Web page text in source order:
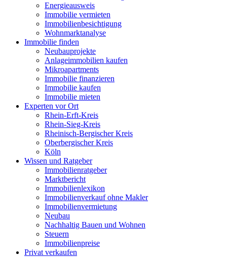
Energieausweis
Immobilie vermieten
Immobilienbesichtigung
Wohnmarktanalyse
Immobilie finden
Neubauprojekte
Anlageimmobilien kaufen
Mikroapartments
Immobilie finanzieren
Immobilie kaufen
Immobilie mieten
Experten vor Ort
Rhein-Erft-Kreis
Rhein-Sieg-Kreis
Rheinisch-Bergischer Kreis
Oberbergischer Kreis
Köln
Wissen und Ratgeber
Immobilienratgeber
Marktbericht
Immobilienlexikon
Immobilienverkauf ohne Makler
Immobilienvermietung
Neubau
Nachhaltig Bauen und Wohnen
Steuern
Immobilienpreise
Privat verkaufen